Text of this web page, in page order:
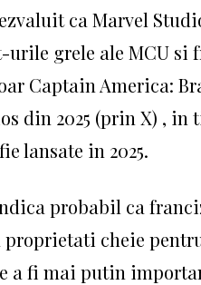
ca Marvel
urile grele ale MCU si
Captain America:
din 2025 (prin X) , in
lansate in 2025.
probabil ca
cheie
a fi mai putin